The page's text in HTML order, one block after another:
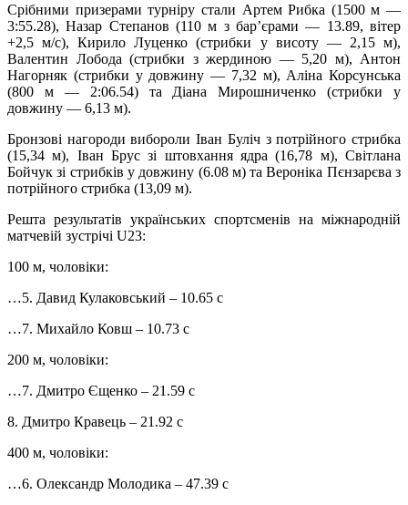
Срібними призерами турніру стали Артем Рибка (1500 м —
3:55.28), Назар Степанов (110 м з бар’єрами — 13.89, вітер
+2,5 м/с), Кирило Луценко (стрибки у висоту — 2,15 м),
Валентин Лобода (стрибки з жердиною — 5,20 м), Антон
Нагорняк (стрибки у довжину — 7,32 м), Аліна Корсунська
(800 м — 2:06.54) та Діана Мирошниченко (стрибки у
довжину — 6,13 м).
Бронзові нагороди вибороли Іван Буліч з потрійного стрибка
(15,34 м), Іван Брус зі штовхання ядра (16,78 м), Світлана
Бойчук зі стрибків у довжину (6.08 м) та Вероніка Пєнзарєва з
потрійного стрибка (13,09 м).
Решта результатів українських спортсменів на міжнародній
матчевій зустрічі U23:
100 м, чоловіки:
…5. Давид Кулаковський – 10.65 с
…7. Михайло Ковш – 10.73 с
200 м, чоловіки:
…7. Дмитро Єщенко – 21.59 с
8. Дмитро Кравець – 21.92 с
400 м, чоловіки:
…6. Олександр Молодика – 47.39 с